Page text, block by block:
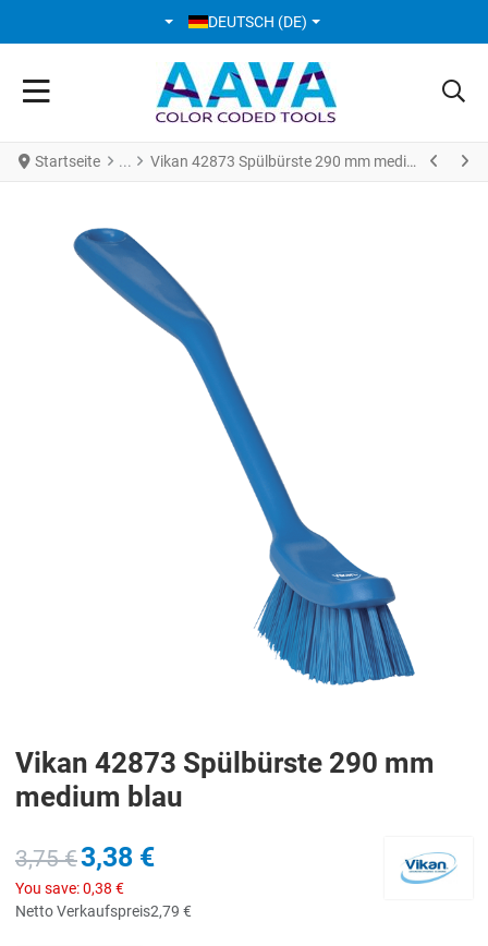
SPRACHE AUSWÄHLEN
DEUTSCH (DE)
Startseite Vikan 42873 Spülbürste 290 mm medium blau
Vikan 42873 Spülbürste 290 mm
medium blau
3,75 €3,38 €
You save:0,38 €
Netto Verkaufspreis2,79 €